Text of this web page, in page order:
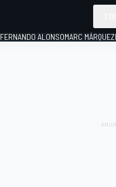
FERNANDO ALONSOMARC MÁRQUEZ